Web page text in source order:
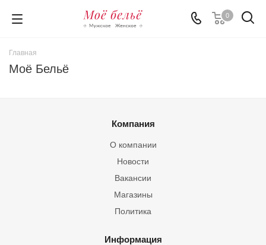
0
Главная
Моё Бельё
Компания
О компании
Новости
Вакансии
Магазины
Политика
Информация